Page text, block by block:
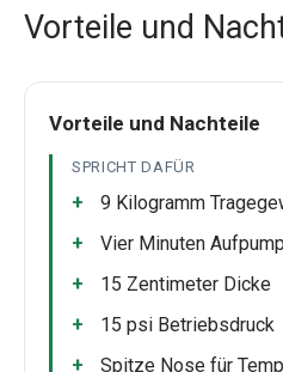
Vorteile und
Vorteile und Nachteile
SPRICHT DAFÜR
9 Kilogramm
Vier Minuten
15 Zentimeter Dicke
15 psi Betriebsdruck
Spitze Nose für